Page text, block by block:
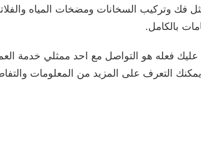
وتركيب السخانات ومضخات المياه
بالكامل.
فعله هو التواصل مع احد ممثلي خدمة
التعرف على المزيد من المعلومات